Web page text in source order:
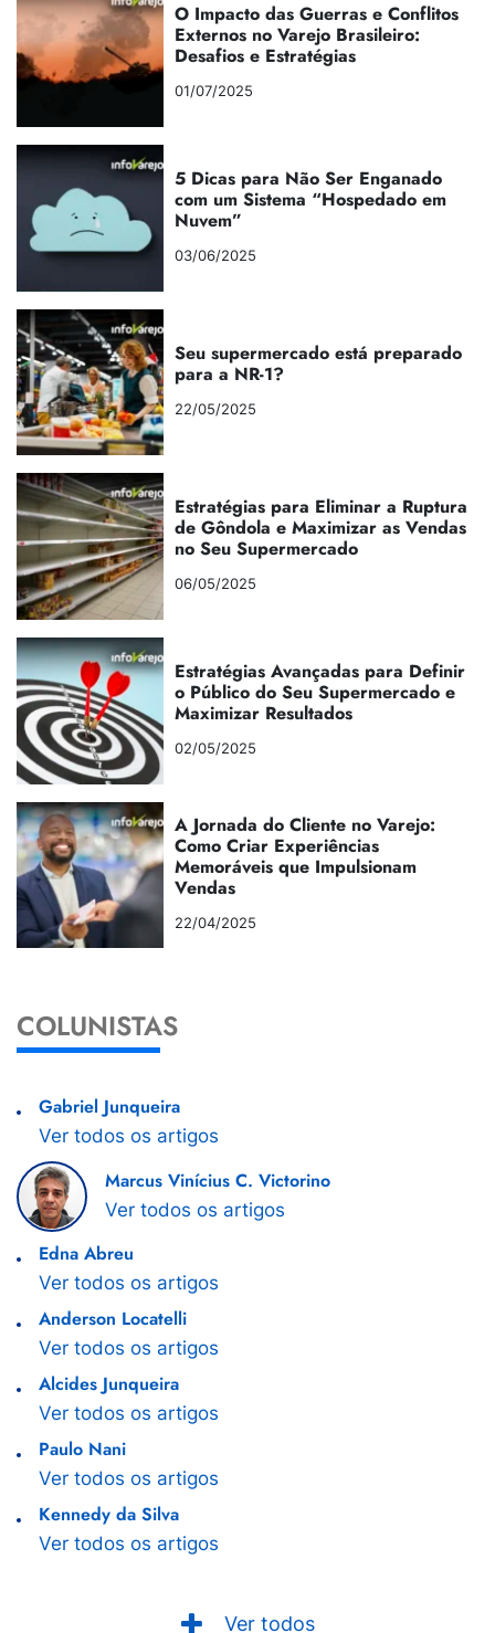
O Impacto das Guerras e Conflitos
Externos no Varejo Brasileiro:
Desafios e Estratégias
01/07/2025
5 Dicas para Não Ser Enganado
com um Sistema “Hospedado em
Nuvem”
03/06/2025
Seu supermercado está preparado
para a NR-1?
22/05/2025
Estratégias para Eliminar a Ruptura
de Gôndola e Maximizar as Vendas
no Seu Supermercado
06/05/2025
Estratégias Avançadas para Definir
o Público do Seu Supermercado e
Maximizar Resultados
02/05/2025
A Jornada do Cliente no Varejo:
Como Criar Experiências
Memoráveis que Impulsionam
Vendas
22/04/2025
COLUNISTAS
Gabriel Junqueira
Ver todos os artigos
Marcus Vinícius C. Victorino
Ver todos os artigos
Edna Abreu
Ver todos os artigos
Anderson Locatelli
Ver todos os artigos
Alcides Junqueira
Ver todos os artigos
Paulo Nani
Ver todos os artigos
Kennedy da Silva
Ver todos os artigos
Ver todos